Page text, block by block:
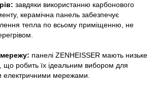
завдяки використанню карбонового
керамічна панель забезпечує
тепла по всьому приміщенню, не
панелі ZENHEISSER мають низьке
що робить їх ідеальним вибором для
електричними мережами.